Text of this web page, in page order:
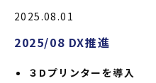
2025.08.01
2025/08 DX推進
３Dプリンターを導入